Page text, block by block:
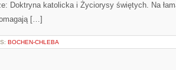
Doktryna katolicka i Życiorysy świętych. Na
[…]
BOCHEN-CHLEBA